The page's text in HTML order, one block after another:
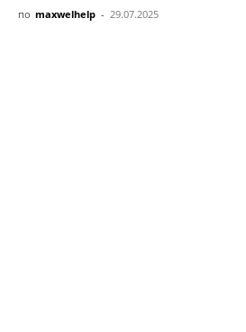
по maxwelhelp - 29.07.2025